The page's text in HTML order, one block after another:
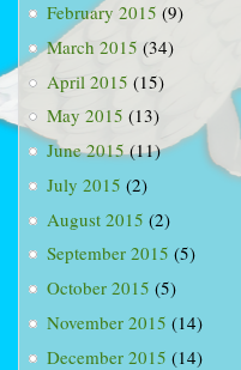
February 2015 (9)
March 2015 (34)
April 2015 (15)
May 2015 (13)
June 2015(11)
July 2015 (2)
August 2015 (2)
September 2015 (5)
October 2015 (5)
November 2015 (14)
December 2015 (14)